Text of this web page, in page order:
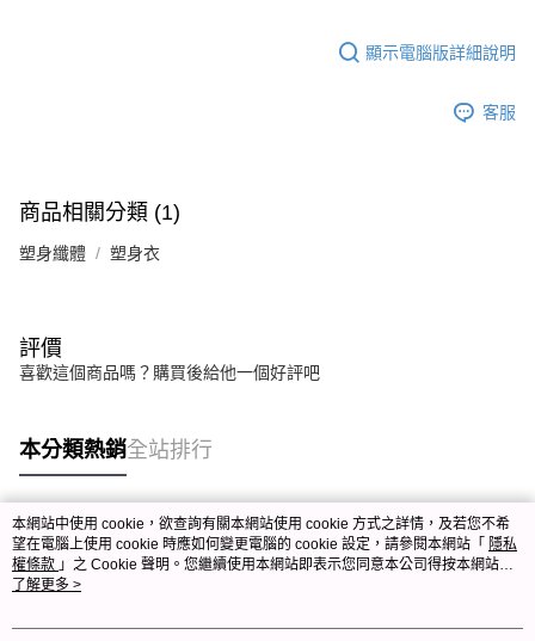
顯示電腦版詳細說明
客服
商品相關分類 (1)
塑身纖體 塑身衣
評價
喜歡這個商品嗎？購買後給他一個好評吧
本分類熱銷全站排行
熱門標籤
本網站中使用 cookie，欲查詢有關本網站使用 cookie 方式之詳情，及若您不希
望在電腦上使用 cookie 時應如何變更電腦的 cookie 設定，請參閱本網站「 隱私
權條款 」之 Cookie 聲明。您繼續使用本網站即表示您同意本公司得按本網站使
用條款之 Cookie 聲明使用 cookie。
了解更多 >